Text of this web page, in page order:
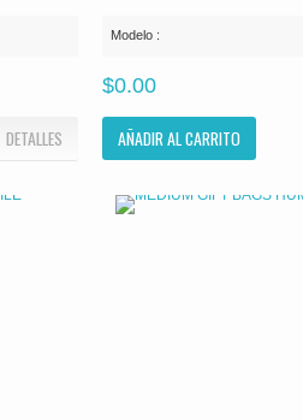
DETALLES
Modelo :
$0.00
AÑADIR AL CARRITO